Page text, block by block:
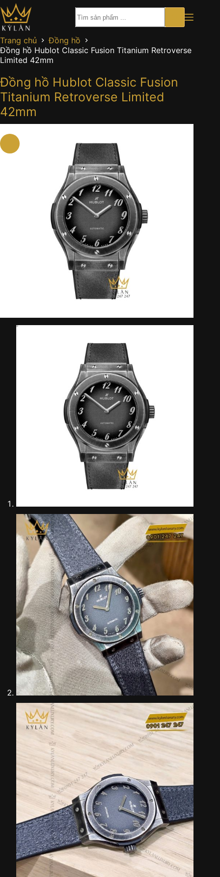
Chuyển
đến
phần
nội
dung
Trang chủ
Đồng hồ
Đồng hồ Hublot Classic Fusion Titanium Retroverse
Limited 42mm
Đồng hồ Hublot Classic Fusion
Titanium Retroverse Limited
42mm